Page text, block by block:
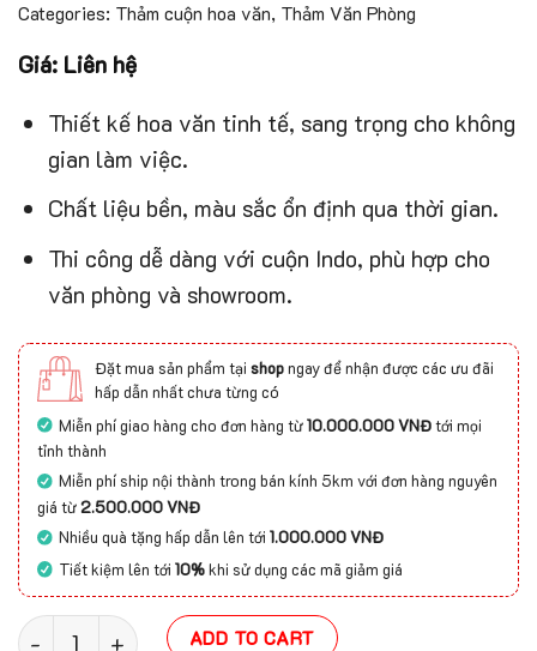
Categories: Thảm cuộn hoa văn, Thảm Văn Phòng
Giá: Liên hệ
Thiết kế hoa văn tinh tế, sang trọng cho không
gian làm việc.
Chất liệu bền, màu sắc ổn định qua thời gian.
Thi công dễ dàng với cuộn Indo, phù hợp cho
văn phòng và showroom.
Đặt mua sản phẩm tại shopngay để nhận được các ưu đãi
hấp dẫn nhất chưa từng có
Miễn phí giao hàng cho đơn hàng từ10.000.000 VNĐtới mọi
tỉnh thành
Miễn phí ship nội thành trong bán kính 5km với đơn hàng nguyên
giá từ2.500.000 VNĐ
Nhiều quà tặng hấp dẫn lên tới1.000.000 VNĐ
Tiết kiệm lên tới10%khi sử dụng các mã giảm giá
Thảm hoa văn AVALON (Indo cuộn) quantity
ADD TO CART